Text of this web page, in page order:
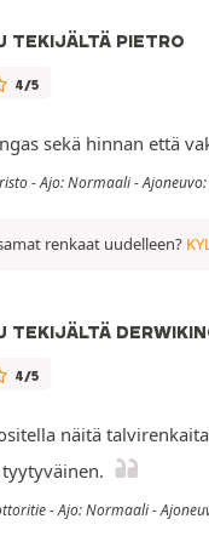
TEKIJÄLTÄ PIETRO
4/5
sekä hinnan että
- Ajo: Normaali -
renkaat uudelleen?
TEKIJÄLTÄ
4/5
näitä
- Ajo: Normaali -